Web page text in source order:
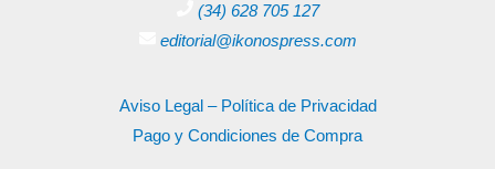
(34) 628 705 127
editorial@ikonospress.com
Aviso Legal – Política de Privacidad
Pago y Condiciones de Compra